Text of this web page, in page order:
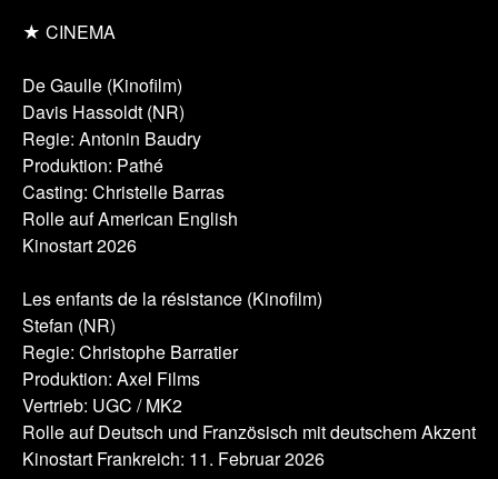
★ CINEMA
De Gaulle (Kinofilm)
Davis Hassoldt (NR)
Regie: Antonin Baudry
Produktion: Pathé
Casting: Christelle Barras
Rolle auf American English
Kinostart 2026
Les enfants de la résistance (Kinofilm)
Stefan (NR)
Regie: Christophe Barratier
Produktion: Axel Films
Vertrieb: UGC / MK2
Rolle auf Deutsch und Französisch mit deutschem Akzent
Kinostart Frankreich: 11. Februar 2026